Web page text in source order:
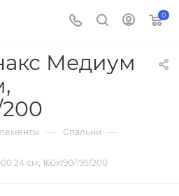
0
Медиум
200
— Спальни —
24 см, 160х190/195/200